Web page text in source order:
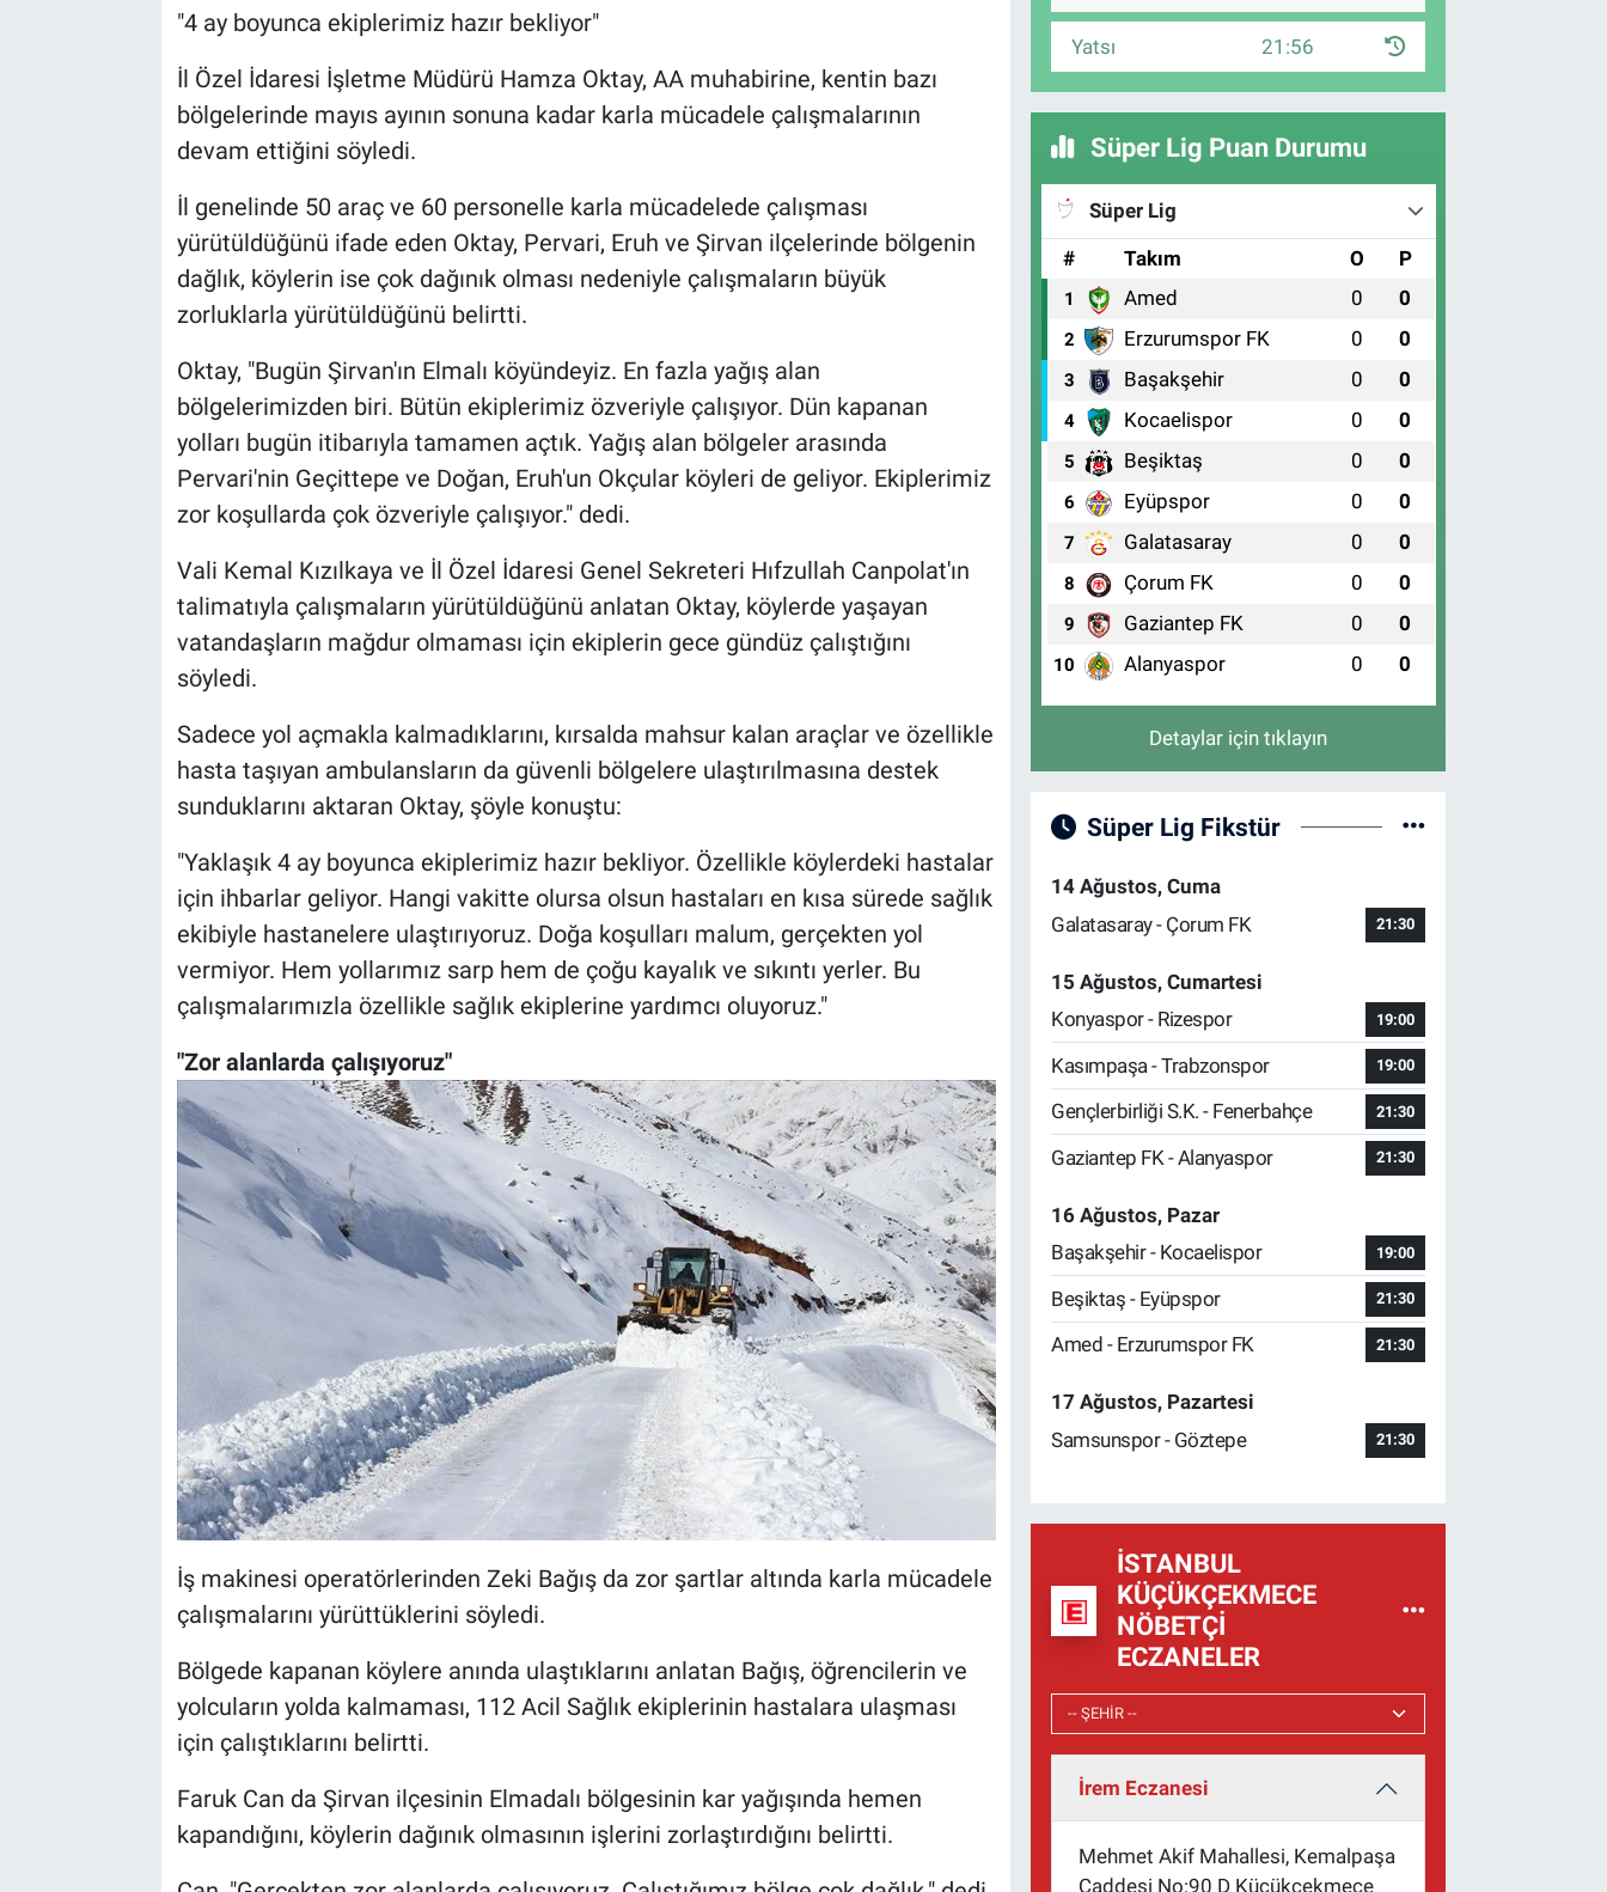
"4 ay boyunca ekiplerimiz hazır bekliyor"
İl Özel İdaresi İşletme Müdürü Hamza Oktay, AA muhabirine, kentin bazı
bölgelerinde mayıs ayının sonuna kadar karla mücadele çalışmalarının
devam ettiğini söyledi.
İl genelinde 50 araç ve 60 personelle karla mücadelede çalışması
yürütüldüğünü ifade eden Oktay, Pervari, Eruh ve Şirvan ilçelerinde bölgenin
dağlık, köylerin ise çok dağınık olması nedeniyle çalışmaların büyük
zorluklarla yürütüldüğünü belirtti.
Oktay, "Bugün Şirvan'ın Elmalı köyündeyiz. En fazla yağış alan
bölgelerimizden biri. Bütün ekiplerimiz özveriyle çalışıyor. Dün kapanan
yolları bugün itibarıyla tamamen açtık. Yağış alan bölgeler arasında
Pervari'nin Geçittepe ve Doğan, Eruh'un Okçular köyleri de geliyor. Ekiplerimiz
zor koşullarda çok özveriyle çalışıyor." dedi.
Vali Kemal Kızılkaya ve İl Özel İdaresi Genel Sekreteri Hıfzullah Canpolat'ın
talimatıyla çalışmaların yürütüldüğünü anlatan Oktay, köylerde yaşayan
vatandaşların mağdur olmaması için ekiplerin gece gündüz çalıştığını
söyledi.
Sadece yol açmakla kalmadıklarını, kırsalda mahsur kalan araçlar ve özellikle
hasta taşıyan ambulansların da güvenli bölgelere ulaştırılmasına destek
sunduklarını aktaran Oktay, şöyle konuştu:
"Yaklaşık 4 ay boyunca ekiplerimiz hazır bekliyor. Özellikle köylerdeki hastalar
için ihbarlar geliyor. Hangi vakitte olursa olsun hastaları en kısa sürede sağlık
ekibiyle hastanelere ulaştırıyoruz. Doğa koşulları malum, gerçekten yol
vermiyor. Hem yollarımız sarp hem de çoğu kayalık ve sıkıntı yerler. Bu
çalışmalarımızla özellikle sağlık ekiplerine yardımcı oluyoruz."
"Zor alanlarda çalışıyoruz"
İş makinesi operatörlerinden Zeki Bağış da zor şartlar altında karla mücadele
çalışmalarını yürüttüklerini söyledi.
Bölgede kapanan köylere anında ulaştıklarını anlatan Bağış, öğrencilerin ve
yolcuların yolda kalmaması, 112 Acil Sağlık ekiplerinin hastalara ulaşması
için çalıştıklarını belirtti.
Faruk Can da Şirvan ilçesinin Elmadalı bölgesinin kar yağışında hemen
kapandığını, köylerin dağınık olmasının işlerini zorlaştırdığını belirtti.
Yatsı 21:56
Süper Lig Puan Durumu
Süper Lig
#
Takım O P
1 Amed 0 0
2 Erzurumspor FK 0 0
3 Başakşehir 0 0
4 Kocaelispor 0 0
5 Beşiktaş 0 0
6 Eyüpspor 0 0
7 Galatasaray 0 0
8 Çorum FK 0 0
9 Gaziantep FK 0 0
10 Alanyaspor 0 0
Detaylar için tıklayın
Süper Lig Fikstür
14 Ağustos, Cuma
Galatasaray - Çorum FK
21:30
15 Ağustos, Cumartesi
Konyaspor - Rizespor
19:00
Kasımpaşa - Trabzonspor 19:00
Gençlerbirliği S.K. - Fenerbahçe 21:30
Gaziantep FK - Alanyaspor 21:30
16 Ağustos, Pazar
Başakşehir - Kocaelispor
19:00
Beşiktaş - Eyüpspor 21:30
Amed - Erzurumspor FK 21:30
17 Ağustos, Pazartesi
Samsunspor - Göztepe
21:30
İSTANBUL
KÜÇÜKÇEKMECE
NÖBETÇI
ECZANELER
İrem Eczanesi
Mehmet Akif Mahallesi, Kemalpaşa
Caddesi No:90 D Küçükçekmece